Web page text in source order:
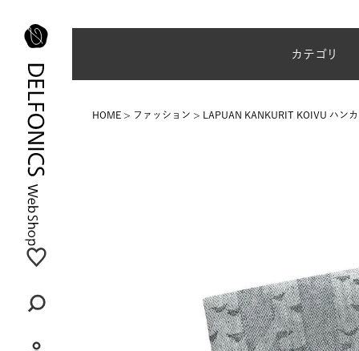
カテゴリ
HOME ファッション LAPUAN KANKURIT KOIVU ハン